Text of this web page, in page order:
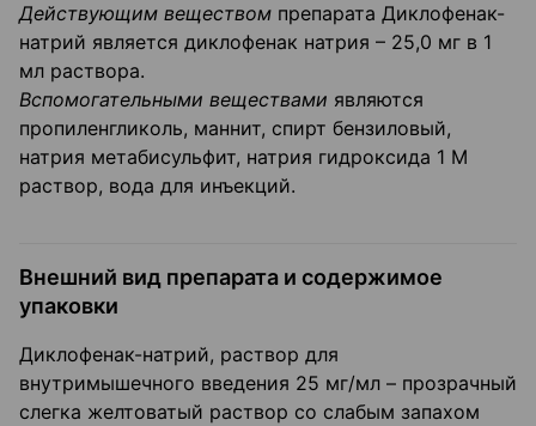
Действующим веществом препарата Диклофенак-
натрий является диклофенак натрия – 25,0 мг в 1
мл раствора.
Вспомогательными веществами являются
пропиленгликоль, маннит, спирт бензиловый,
натрия метабисульфит, натрия гидроксида 1 М
раствор, вода для инъекций.
Внешний вид препарата и содержимое
упаковки
Диклофенак-натрий, раствор для
внутримышечного введения 25 мг/мл – прозрачный
слегка желтоватый раствор со слабым запахом